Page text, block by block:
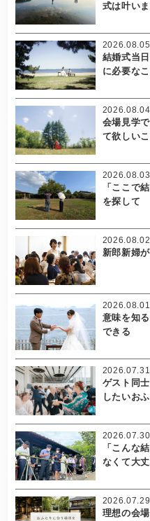
式は叶い
結婚式当
に必要な
2026.08.05
会場見学
て欲しい
2026.08.04
「ここで
を探して
2026.08.03
新郎新婦
2026.08.02
意味を知
できる
2026.08.01
ゲスト同
したいお
2026.07.31
「こんな
なくて大
2026.07.30
理想の会
2026.07.29